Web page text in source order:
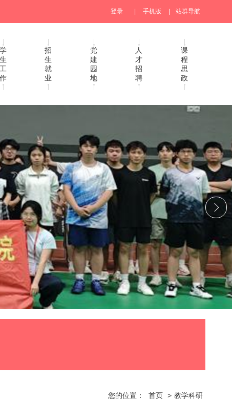
登录 手机版 站群导航
学
生
工
作
招
生
就
业
党
建
园
地
人
才
招
聘
课
程
思
政
您的位置： 首页 > 教学科研